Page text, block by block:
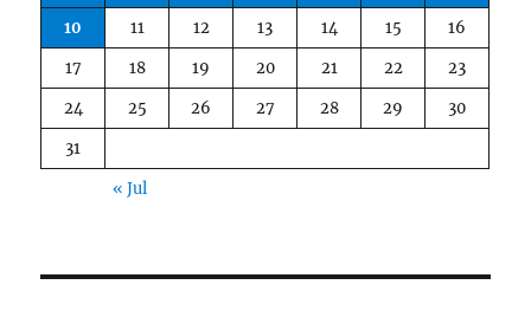
10
11 12 13 14 15
16
17
18 19 20 21 22
23
24
25 26 27 28 29
30
31
« Jul